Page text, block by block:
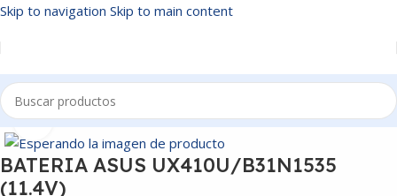
Skip to navigation Skip to main content
Inicio/BATERIAS
Click to enlarge
BATERIA ASUS UX410U/B31N1535
(11.4V)